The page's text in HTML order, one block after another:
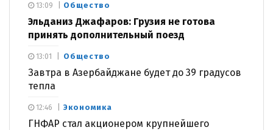
Общество
Эльданиз Джафаров: Грузия не готова
принять дополнительный поезд
13:09
Общество
Завтра в Азербайджане будет до 39 градусов
тепла
13:01
Экономика
ГНФАР стал акционером крупнейшего
12:46